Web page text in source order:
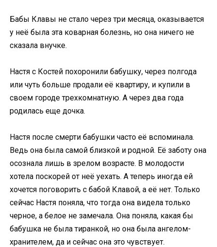
Бабы Клавы не стало через три месяца, оказывается
у неё была эта коварная болезнь, но она ничего не
сказала внучке.
Настя с Костей похоронили бабушку, через полгода
или чуть больше продали её квартиру, и купили в
своем городе трехкомнатную. А через два года
родилась еще дочка.
Настя после смерти бабушки часто её вспоминала.
Ведь она была самой близкой и родной. Её заботу она
осознала лишь в зрелом возрасте. В молодости
хотела поскорей от неё уехать. А теперь иногда ей
хочется поговорить с бабой Клавой, а её нет. Только
сейчас Настя поняла, что тогда она видела только
черное, а белое не замечала. Она поняла, какая бы
бабушка не была тиранкой, но она была ангелом-
хранителем, да и сейчас она это чувствует.